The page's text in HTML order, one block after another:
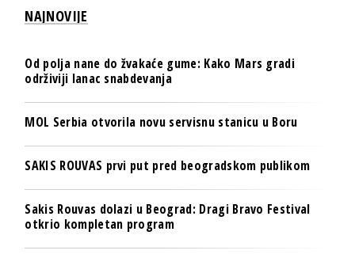
NAJNOVIJE
Od polja nane do žvakaće gume: Kako Mars gradi
održiviji lanac snabdevanja
MOL Serbia otvorila novu servisnu stanicu u Boru
SAKIS ROUVAS prvi put pred beogradskom publikom
Sakis Rouvas dolazi u Beograd: Dragi Bravo Festival
otkrio kompletan program